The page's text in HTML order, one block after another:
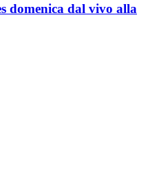
domenica dal vivo alla